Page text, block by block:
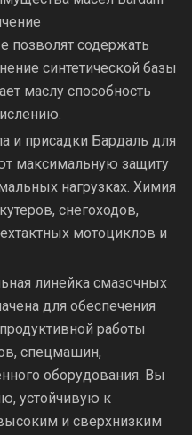
позволят содержать
синтетической базы
маслу способность
и присадки Бардаль для
максимальную защиту
нагрузках. Химия
снегоходов,
мотоциклов и
линейка смазочных
для обеспечения
работы
спецмашин,
оборудования. Вы
устойчивую к
и сверхнизким